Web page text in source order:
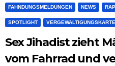
FAHNDUNGSMELDUNGEN NEWS
SPOTLIGHT VERGEWALTIGUNGSKARTE
Sex Jihadist zieht
vom Fahrrad und